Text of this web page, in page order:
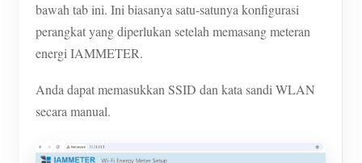
bawah tab ini. Ini biasanya satu-satunya konfigurasi
perangkat yang diperlukan setelah memasang meteran
energi IAMMETER.
Anda dapat memasukkan SSID dan kata sandi WLAN
secara manual.